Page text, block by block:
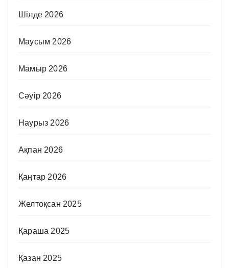
Шілде 2026
Маусым 2026
Мамыр 2026
Сәуір 2026
Наурыз 2026
Ақпан 2026
Қаңтар 2026
Желтоқсан 2025
Қараша 2025
Қазан 2025